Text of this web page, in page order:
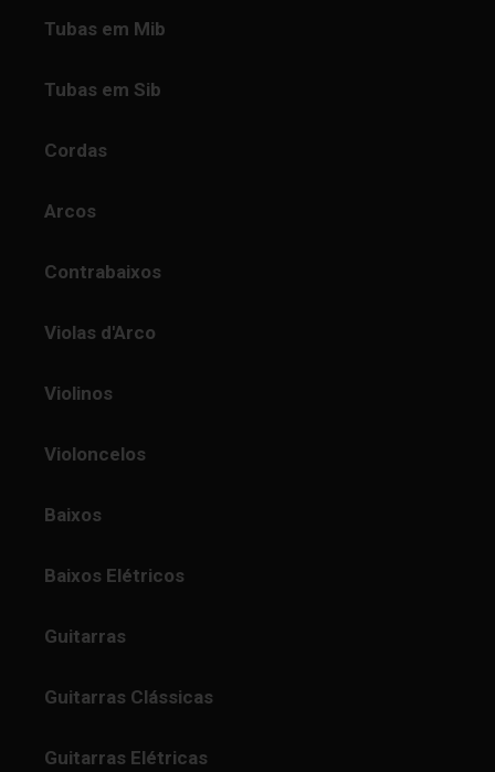
Tubas em Mib
Tubas em Sib
Cordas
Arcos
Contrabaixos
Violas d'Arco
Violinos
Violoncelos
Baixos
Baixos Elétricos
Guitarras
Guitarras Clássicas
Guitarras Elétricas